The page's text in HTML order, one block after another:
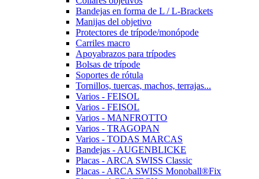
Bandejas en forma de L / L-Brackets
Manijas del objetivo
Protectores de trípode/monópode
Carriles macro
Apoyabrazos para trípodes
Bolsas de trípode
Soportes de rótula
Tornillos, tuercas, machos, terrajas...
Varios - FEISOL
Varios - FEISOL
Varios - MANFROTTO
Varios - TRAGOPAN
Varios - TODAS MARCAS
Bandejas - AUGENBLICKE
Placas - ARCA SWISS Classic
Placas - ARCA SWISS Monoball®Fix